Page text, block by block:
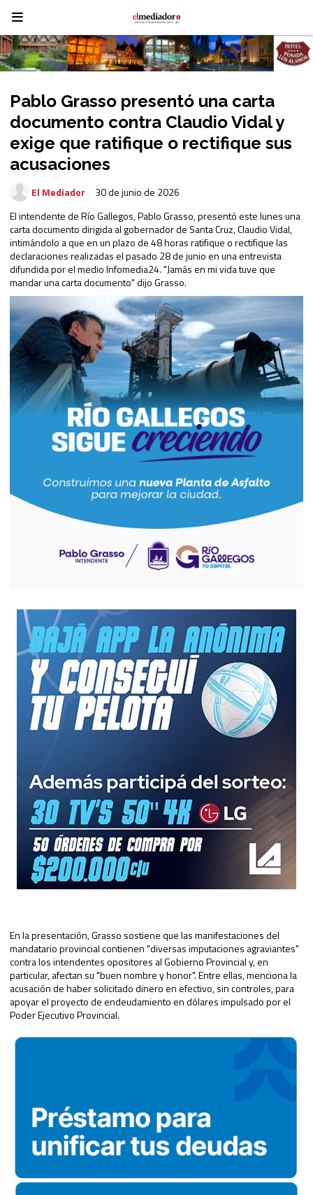
Pablo Grasso presentó una carta
documento contra Claudio Vidal y
exige que ratifique o rectifique sus
acusaciones
El intendente de Río Gallegos, Pablo Grasso, presentó este lunes una
carta documento dirigida al gobernador de Santa Cruz, Claudio Vidal,
intimándolo a que en un plazo de 48 horas ratifique o rectifique las
declaraciones realizadas el pasado 28 de junio en una entrevista
difundida por el medio Infomedia24. "Jamás en mi vida tuve que
mandar una carta documento" dijo Grasso.
30 de junio de 2026
El Mediador
En la presentación, Grasso sostiene que las manifestaciones del
mandatario provincial contienen "diversas imputaciones agraviantes"
contra los intendentes opositores al Gobierno Provincial y, en
particular, afectan su "buen nombre y honor". Entre ellas, menciona la
acusación de haber solicitado dinero en efectivo, sin controles, para
apoyar el proyecto de endeudamiento en dólares impulsado por el
Poder Ejecutivo Provincial.